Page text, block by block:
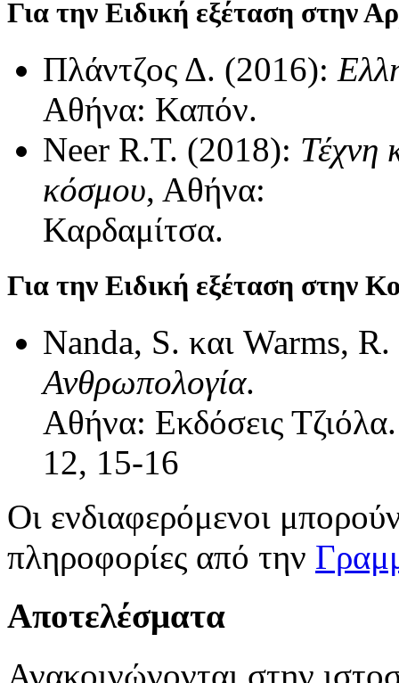
Για την Ειδική εξέταση στην
Πλάντζος Δ. (2016):
Αθήνα: Καπόν.
Neer R.T. (2018): Τέχνη
κόσμου, Αθήνα:
Καρδαμίτσα.
Για την Ειδική εξέταση στην
Nanda, S. και Warms,
Ανθρωπολογία.
Αθήνα: Εκδόσεις
12, 15-16
Οι ενδιαφερόμενοι
πληροφορίες από την
Αποτελέσματα
Ανακοινώνονται στην